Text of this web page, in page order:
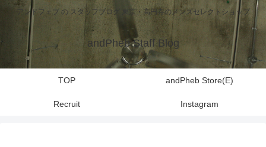
アンドフェブ の スタッフブログ 東京・高円寺のメンズセレクトショップ
andPheb Staff Blog
TOP andPheb Store(E)
Recruit Instagram